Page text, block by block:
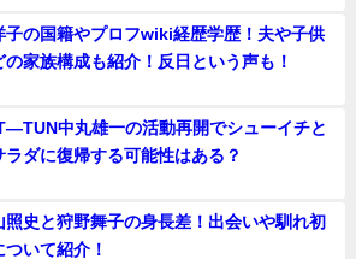
子の国籍やプロフwiki経歴学歴！夫や子供
の家族構成も紹介！反日という声も！
中丸雄一の活動再開でシューイチと
ラダに復帰する可能性はある？
照史と狩野舞子の身長差！出会いや馴れ初
ついて紹介！